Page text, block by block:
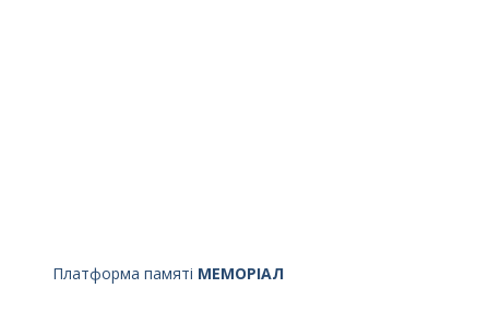
Платформа памяті МЕМОРІАЛ